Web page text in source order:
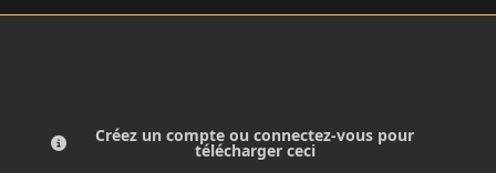
Créez un compte ou connectez-vous pour
télécharger ceci